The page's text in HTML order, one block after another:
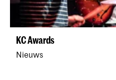
KC Awards
Nieuws